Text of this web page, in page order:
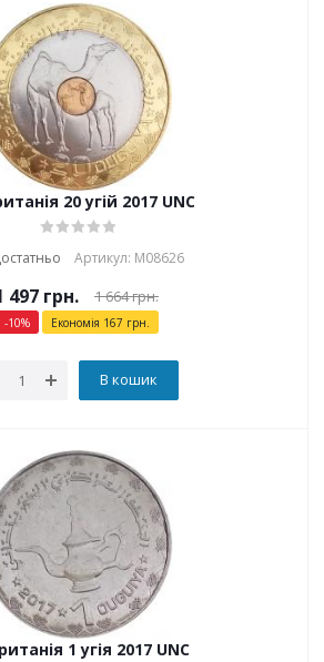
20 угій 2017 UNC
Артикул: М08626
497 грн. 1 664грн.
-10% Економія 167 грн.
В кошик
1 угія 2017 UNC